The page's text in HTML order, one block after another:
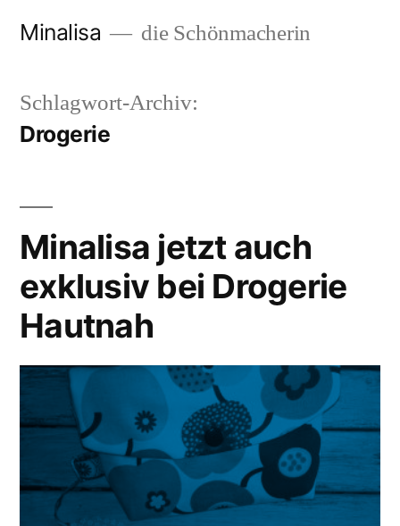
Minalisa die Schönmacherin
Schlagwort-Archiv:
Drogerie
Minalisa jetzt auch
exklusiv bei Drogerie
Hautnah